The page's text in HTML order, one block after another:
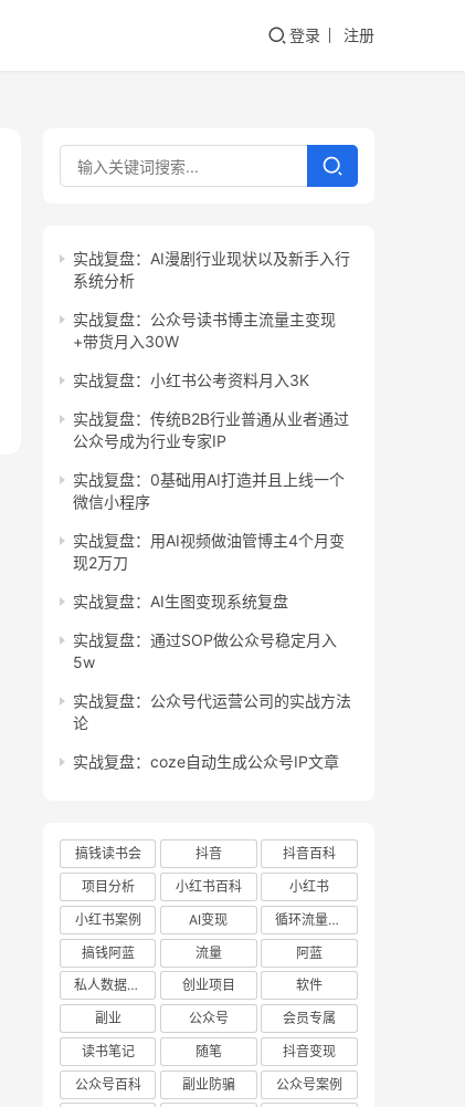
登录 注册
实战复盘：AI漫剧行业现状以及新手入行
系统分析
实战复盘：公众号读书博主流量主变现
+带货月入30W
实战复盘：小红书公考资料月入3K
实战复盘：传统B2B行业普通从业者通过
公众号成为行业专家IP
实战复盘：0基础用AI打造并且上线一个
微信小程序
实战复盘：用AI视频做油管博主4个月变
现2万刀
实战复盘：AI生图变现系统复盘
实战复盘：通过SOP做公众号稳定月入
5w
实战复盘：公众号代运营公司的实战方法
论
实战复盘：coze自动生成公众号IP文章
搞钱读书会 抖音
抖音百科
项目分析
小红书百科
小红书
小红书案例
AI变现
循环流量实验室
搞钱阿蓝
流量
阿蓝
私人数据库项目
创业项目
软件
副业
公众号
会员专属
读书笔记
随笔
抖音变现
公众号百科
副业防骗
公众号案例